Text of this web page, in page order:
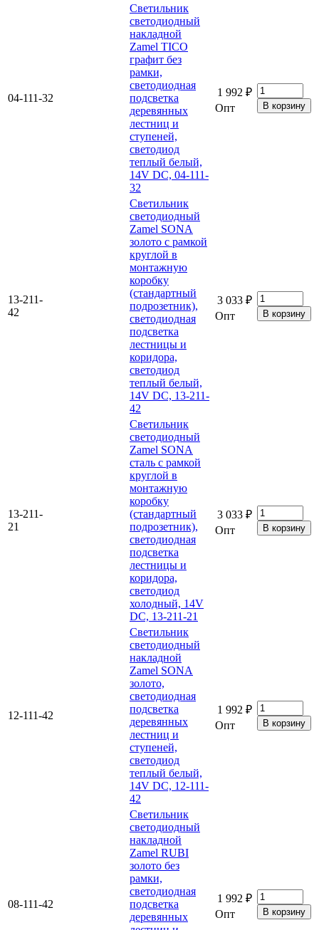
04-111-32
Светильник
светодиодный
накладной
Zamel TICO
графит без
рамки,
светодиодная
подсветка
деревянных
лестниц и
ступеней,
светодиод
теплый белый,
14V DC, 04-111-
32
1 992 ₽
Опт
13-211-
42
Светильник
светодиодный
Zamel SONA
золото с рамкой
круглой в
монтажную
коробку
(стандартный
подрозетник),
светодиодная
подсветка
лестницы и
коридора,
светодиод
теплый белый,
14V DC, 13-211-
42
3 033 ₽
Опт
13-211-
21
Светильник
светодиодный
Zamel SONA
сталь с рамкой
круглой в
монтажную
коробку
(стандартный
подрозетник),
светодиодная
подсветка
лестницы и
коридора,
светодиод
холодный, 14V
DC, 13-211-21
3 033 ₽
Опт
12-111-42
Светильник
светодиодный
накладной
Zamel SONA
золото,
светодиодная
подсветка
деревянных
лестниц и
ступеней,
светодиод
теплый белый,
14V DC, 12-111-
42
1 992 ₽
Опт
08-111-42
Светильник
светодиодный
накладной
Zamel RUBI
золото без
рамки,
светодиодная
подсветка
деревянных
1 992 ₽
Опт